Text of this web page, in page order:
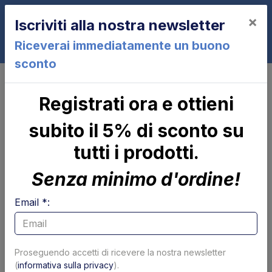
0
Prolunga filettata SK 265 mm
Dhollandia
Iscriviti alla nostra newsletter
Riceverai immediatamente un buono
sconto
×
Registrati ora e ottieni
subito il 5% di sconto su
tutti i prodotti.
Senza minimo d'ordine!
Email *:
Proseguendo accetti di ricevere la nostra newsletter
(informativa sulla privacy).